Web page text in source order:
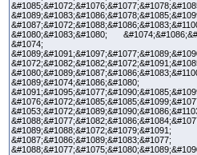
&#1080;&#1083;&#1080;
&#1074;
&#1089;&#1074;&#1086;&#1080;
&#1089;&#1088;&#1072;&#1079;&#1091;
&#1087;&#1086;&#1089;&#1083;&#1077;